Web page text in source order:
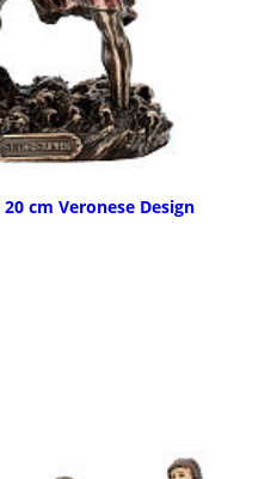
cm Veronese Design